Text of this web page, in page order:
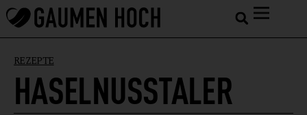
REZEPTE
HASELNUSSTALER